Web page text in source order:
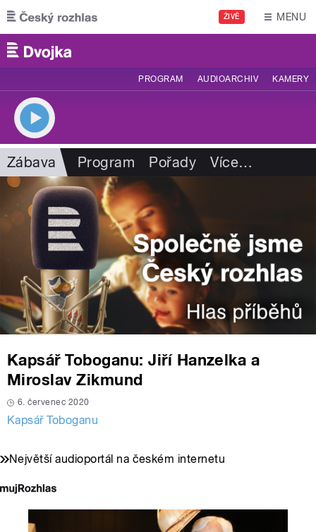
Přejít k hlavnímu obsahu
ŽIVĚ MENU
PROGRAM AUDIOARCHIV KAMERY
Zábava Program Pořady Více…
Kapsář Toboganu: Jiří Hanzelka a
Miroslav Zikmund
6. červenec 2020
Kapsář Toboganu
Největší audioportál na českém internetu